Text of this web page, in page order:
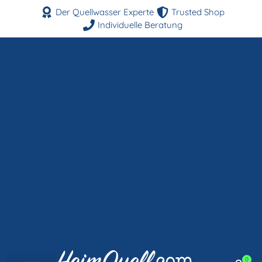
Der Quellwasser Experte
Trusted Shop
Individuelle Beratung
0